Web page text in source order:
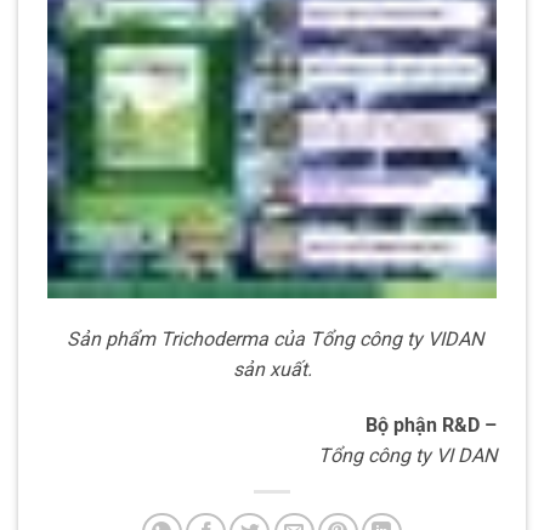
Sản phẩm Trichoderma của Tổng công ty VIDAN
sản xuất.
Bộ phận R&D –
Tổng công ty VI DAN